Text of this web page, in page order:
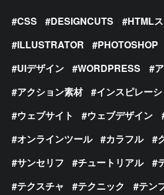
CSS DESIGNCUTS
HTML
ILLUSTRATOR
PHOTOSHOP
UIデザイン
WORDPRESS
アクション素材
インスピレー
ウェブサイト
ウェブデザイン
オンラインツール
カラフル
サンセリフ
チュートリアル
テクスチャ
テクニック
テン